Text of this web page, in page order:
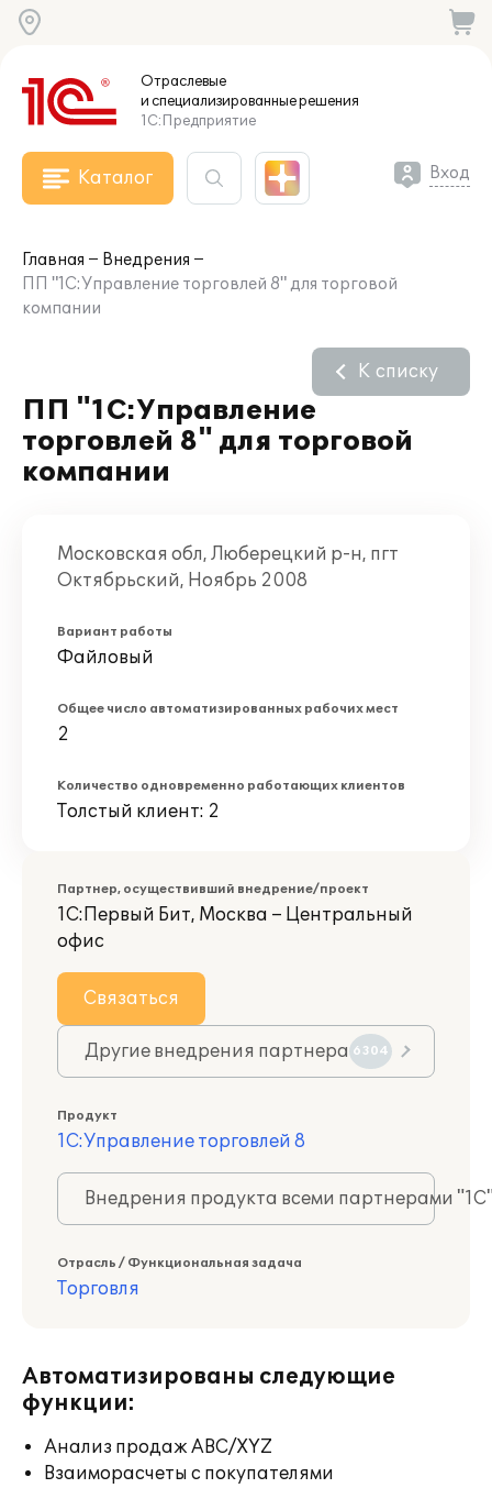
Отраслевые
и специализированныерешения
1С:Предприятие
Каталог Вход
Главная
Внедрения
ПП "1С:Управление торговлей 8" для торговой
компании
ПП "1С:Управление
торговлей 8" для торговой
компании
К списку
Московская обл, Люберецкий р-н, пгт
Октябрьский, Ноябрь 2008
Вариант работы
Файловый
Общее число автоматизированных рабочих мест
2
Количество одновременно работающих клиентов
Толстый клиент: 2
Партнер, осуществивший внедрение/проект
1С:Первый Бит, Москва – Центральный
офис
Связаться
Другие внедрения партнера 6304
Продукт
1С:Управление торговлей 8
Внедрения продукта всеми партнерами
Отрасль / Функциональная задача
Торговля
Автоматизированы следующие
функции:
Анализ продаж ABC/XYZ
Взаиморасчеты с покупателями